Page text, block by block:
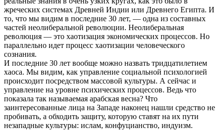
жреческих системах Древней Индии или Древнего Египта. И
то, что мы видим в последние 30 лет, — одна из составных
частей неолиберальной революции. Неолиберальная
революция — это хаотизация экономических процессов. Но
параллельно идет процесс хаотизации человеческого
сознания.
И последние 30 лет вообще можно назвать тридцатилетием
хаоса. Мы видим, как управление социальной психологией
происходит посредством массовой культуры. А сейчас и
управление на уровне психических процессов. Ведь что
показала так называемая арабская весна? Что
заинтересованные лица на Западе наконец нашли средство не
пробивать, а обходить защиту, которую ставят на их пути
незападные культуры: ислам, конфуцианство, индуизм.